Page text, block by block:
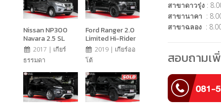
Nissan NP300
Navara 2.5 SL
2017 | เกียร์
ธรรมดา
Ford Ranger 2.0
Limited Hi-Rider
2019 | เกียร์ออ
โต้
สาขาดาวรุ่ง :
สาขานาคา :
สาขาฉลอง :
สอบถามเ